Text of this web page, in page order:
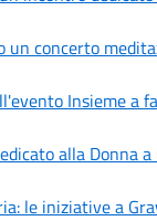
un concerto
Insieme a
alla Donna
le iniziative a